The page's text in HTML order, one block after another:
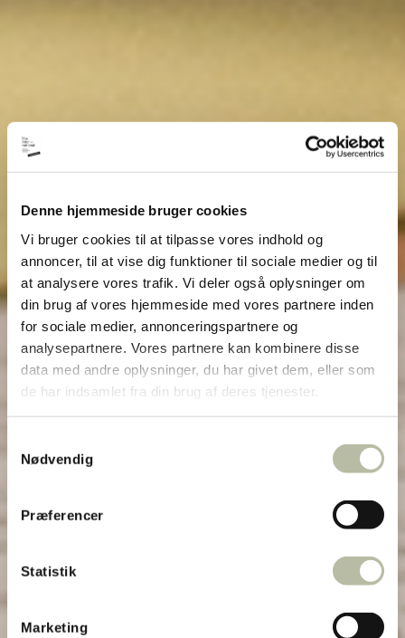
Denne hjemmeside bruger cookies
Vi bruger cookies til at tilpasse vores indhold og
annoncer, til at vise dig funktioner til sociale medier og til
at analysere vores trafik. Vi deler også oplysninger om
din brug af vores hjemmeside med vores partnere inden
for sociale medier, annonceringspartnere og
analysepartnere. Vores partnere kan kombinere disse
data med andre oplysninger, du har givet dem, eller som
de har indsamlet fra din brug af deres tjenester.
Nødvendig
Præferencer
Statistik
Marketing